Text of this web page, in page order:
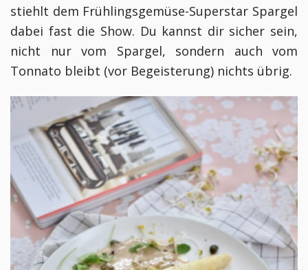
stiehlt dem Frühlingsgemüse-Superstar Spargel
dabei fast die Show. Du kannst dir sicher sein,
nicht nur vom Spargel, sondern auch vom
Tonnato bleibt (vor Begeisterung) nichts übrig.